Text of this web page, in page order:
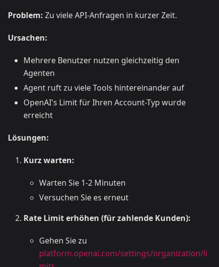
Problem: Zu viele API-Anfragen in kurzer Zeit.
Ursachen:
Mehrere Benutzer nutzen gleichzeitig den
Agenten
Agent ruft zu viele Tools hintereinander auf
OpenAI's Limit für Ihren Account-Typ wurde
erreicht
Lösungen:
Kurz warten:
Warten Sie 1-2 Minuten
Versuchen Sie es erneut
Rate Limit erhöhen (für zahlende Kunden):
Gehen Sie zu
platform.openai.com/settings/organization/li